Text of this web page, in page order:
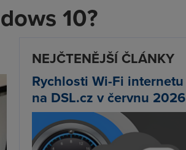
10?
NEJČTENĚJŠÍ ČLÁNKY
Rychlosti Wi-Fi internetu
na DSL.cz v červnu 2026